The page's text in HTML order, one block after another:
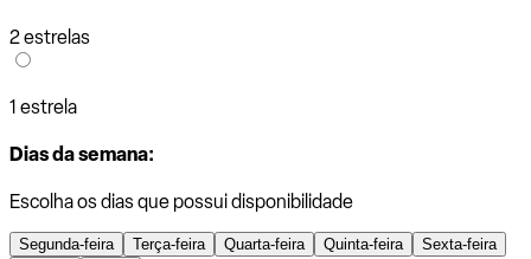
2 estrelas
1 estrela
Dias da semana:
Escolha os dias que possui disponibilidade
Segunda-feira Terça-feira Quarta-feira Quinta-feira
Sexta-feira